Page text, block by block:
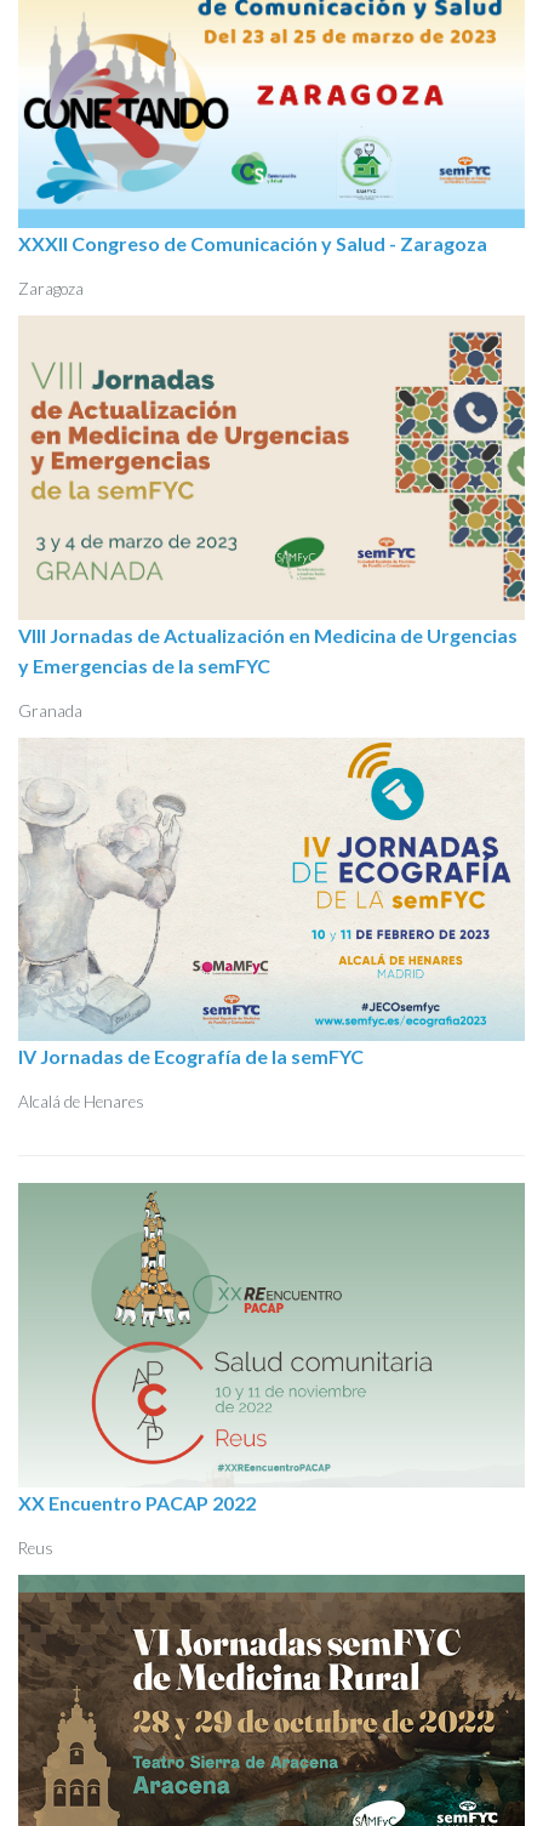
XXXII Congreso de Comunicación y Salud - Zaragoza
Zaragoza
VIII Jornadas de Actualización en Medicina de Urgencias
y Emergencias de la semFYC
Granada
IV Jornadas de Ecografía de la semFYC
Alcalá de Henares
XX Encuentro PACAP 2022
Reus